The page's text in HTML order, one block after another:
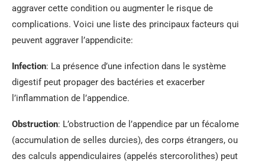
aggraver cette condition ou augmenter le risque de
complications. Voici une liste des principaux facteurs qui
peuvent aggraver l’appendicite:
Infection: La présence d’une infection dans le système
digestif peut propager des bactéries et exacerber
l’inflammation de l’appendice.
Obstruction: L’obstruction de l’appendice par un fécalome
(accumulation de selles durcies), des corps étrangers, ou
des calculs appendiculaires (appelés stercorolithes) peut